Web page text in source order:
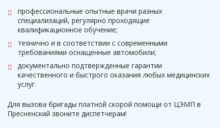
профессиональные опытные врачи разных
специализаций, регулярно проходящие
квалификационное обучение;
технично и в соответствии с современными
требованиями оснащенные автомобили;
документально подтвержденные гарантии
качественного и быстрого оказания любых медицинских
услуг.
Для вызова бригады платной скорой помощи от ЦЭМП в
Пресненский звоните диспетчерам!